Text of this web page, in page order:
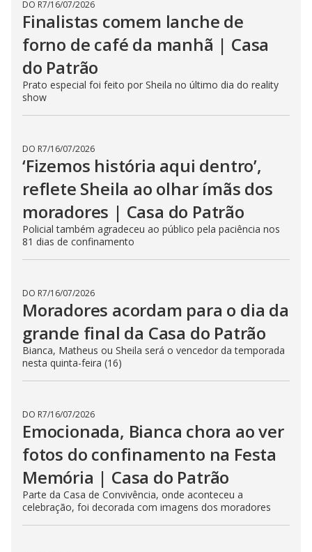
DO R7/16/07/2026
Finalistas comem lanche de
forno de café da manhã | Casa
do Patrão
Prato especial foi feito por Sheila no último dia do reality
show
DO R7/16/07/2026
‘Fizemos história aqui dentro’,
reflete Sheila ao olhar ímãs dos
moradores | Casa do Patrão
Policial também agradeceu ao público pela paciência nos
81 dias de confinamento
DO R7/16/07/2026
Moradores acordam para o dia da
grande final da Casa do Patrão
Bianca, Matheus ou Sheila será o vencedor da temporada
nesta quinta-feira (16)
DO R7/16/07/2026
Emocionada, Bianca chora ao ver
fotos do confinamento na Festa
Memória | Casa do Patrão
Parte da Casa de Convivência, onde aconteceu a
celebração, foi decorada com imagens dos moradores